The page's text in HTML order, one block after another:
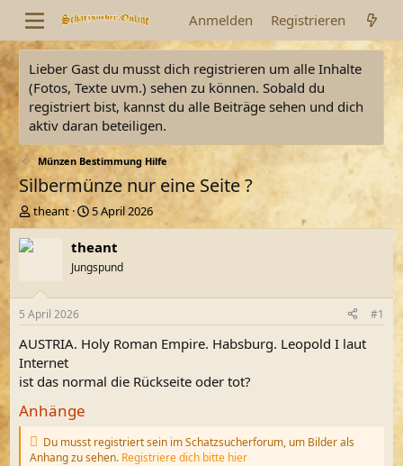
Anmelden Registrieren
Lieber Gast du musst dich registrieren um alle Inhalte
(Fotos, Texte uvm.) sehen zu können. Sobald du
registriert bist, kannst du alle Beiträge sehen und dich
aktiv daran beteiligen.
Münzen Bestimmung Hilfe
Silbermünze nur eine Seite ?
E
r
s
e
r
theant
E
r
s
e
t
a
5 April 2026
theant
Jungspund
5 April 2026 #1
AUSTRIA. Holy Roman Empire. Habsburg. Leopold I laut
Internet
ist das normal die Rückseite oder tot?
Anhänge
Du musst registriert sein im Schatzsucherforum, um Bilder als
Anhang zu sehen. Registriere dich bitte hier